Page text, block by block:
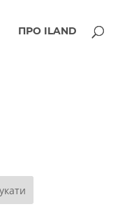
ПРО ILAND